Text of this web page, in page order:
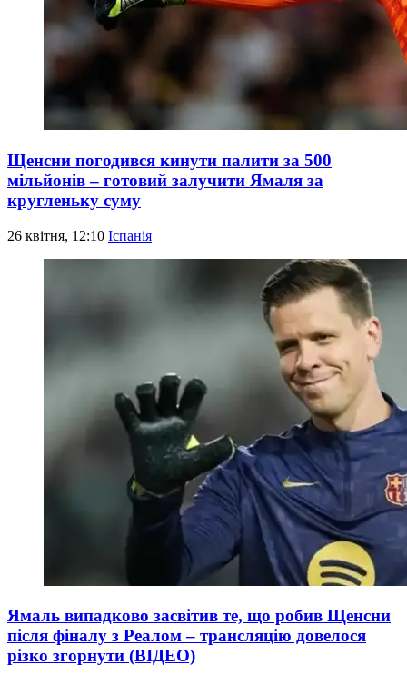
Щенсни погодився кинути палити за 500
мільйонів – готовий залучити Ямаля за
кругленьку суму
26 квітня, 12:10 Іспанія
Ямаль випадково засвітив те, що робив Щенсни
після фіналу з Реалом – трансляцію довелося
різко згорнути (ВІДЕО)